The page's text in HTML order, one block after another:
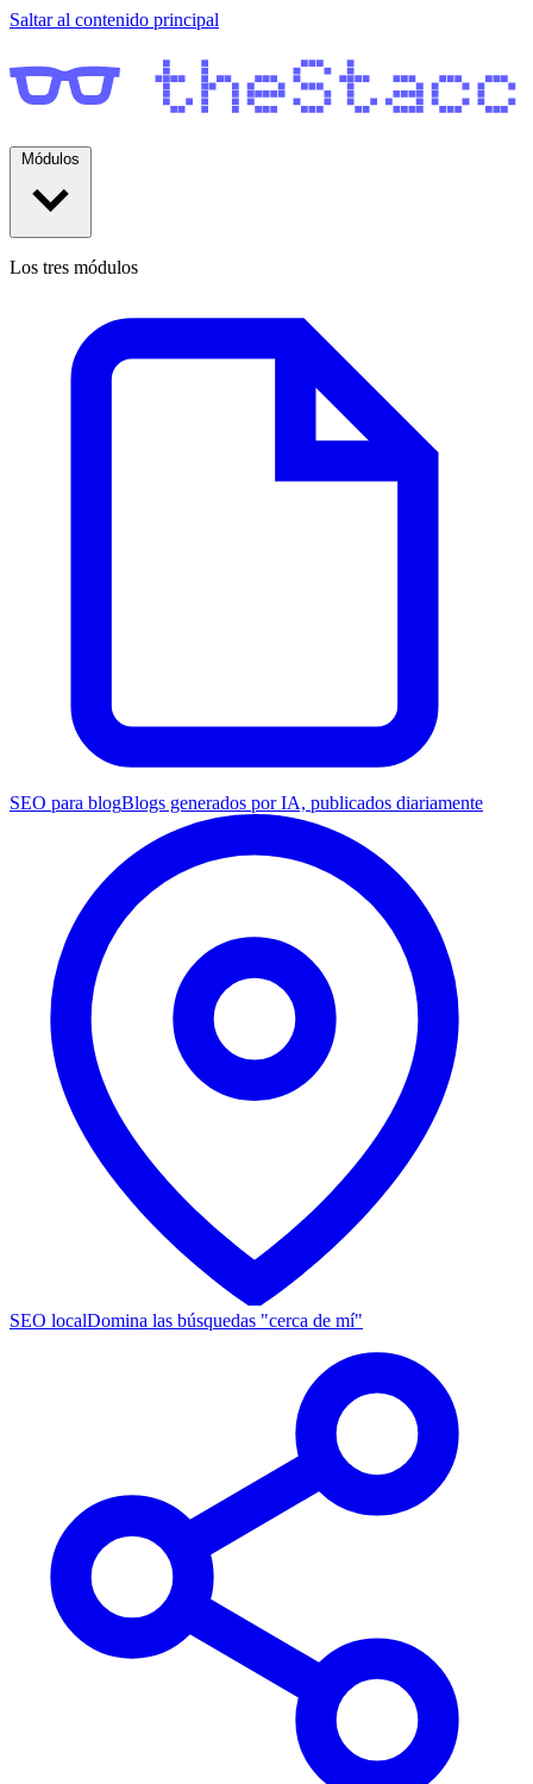
Saltar al contenido principal
Los tres módulos
SEO para blogBlogs generados por IA, publicados diariamente
SEO localDomina las búsquedas "cerca de mí"